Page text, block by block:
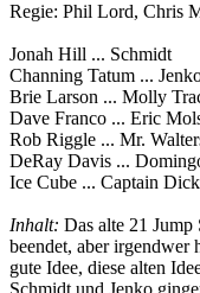
Regie: Phil Lord, Chris
Jonah Hill ... Schmidt
Channing Tatum ...
Brie Larson ... Molly
Dave Franco ... Eric
Rob Riggle ... Mr.
DeRay Davis ...
Ice Cube ... Captain
Inhalt: Das alte 21
beendet, aber irgendwer
gute Idee, diese alten